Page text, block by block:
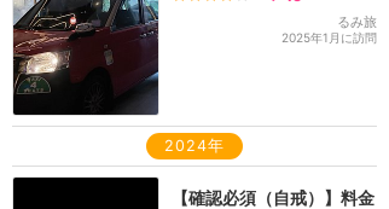
るみ旅
2025年1月に訪問
2024年
【確認必須（自戒）】料金